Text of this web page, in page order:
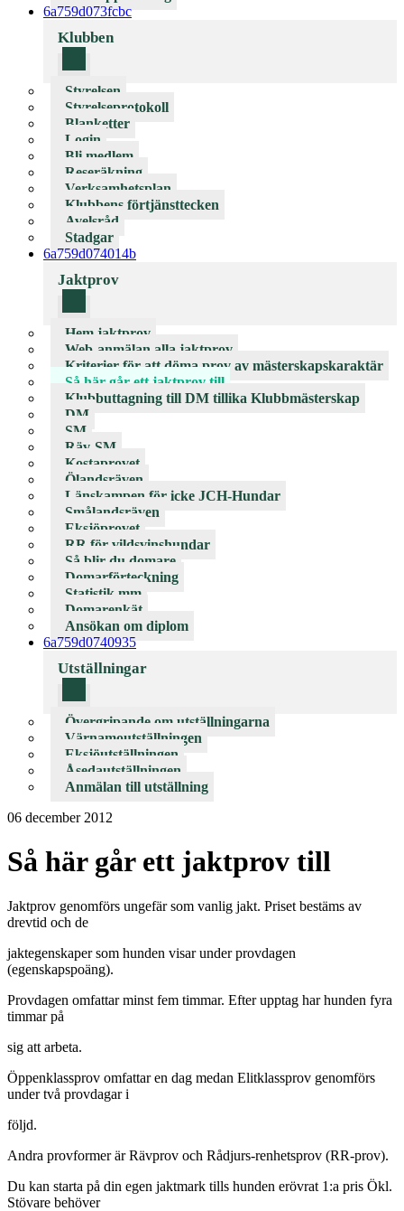
6a759d073fcbc
Klubben
Styrelsen
Styrelseprotokoll
Blanketter
Login
Bli medlem
Reseräkning
Verksamhetsplan
Klubbens förtjänsttecken
Avelsråd
Stadgar
6a759d074014b
Jaktprov
Hem jaktprov
Web-anmälan alla jaktprov
Kriterier för att döma prov av mästerskapskaraktär
Så här går ett jaktprov till
Klubbuttagning till DM tillika Klubbmästerskap
DM
SM
Räv-SM
Kostaprovet
Ölandsräven
Länskampen för icke JCH-Hundar
Smålandsräven
Eksjöprovet
RR för vildsvinshundar
Så blir du domare
Domarförteckning
Statistik mm
Domarenkät
Ansökan om diplom
6a759d0740935
Utställningar
Övergripande om utställningarna
Värnamoutställningen
Eksjöutställningen
Åsedautställningen
Anmälan till utställning
06 december 2012
Så här går ett jaktprov till
Jaktprov genomförs ungefär som vanlig jakt. Priset bestäms av
drevtid och de
jaktegenskaper som hunden visar under provdagen
(egenskapspoäng).
Provdagen omfattar minst fem timmar. Efter upptag har hunden fyra
timmar på
sig att arbeta.
Öppenklassprov omfattar en dag medan Elitklassprov genomförs
under två provdagar i
följd.
Andra provformer är Rävprov och Rådjurs-renhetsprov (RR-prov).
Du kan starta på din egen jaktmark tills hunden erövrat 1:a pris Ökl.
Stövare behöver